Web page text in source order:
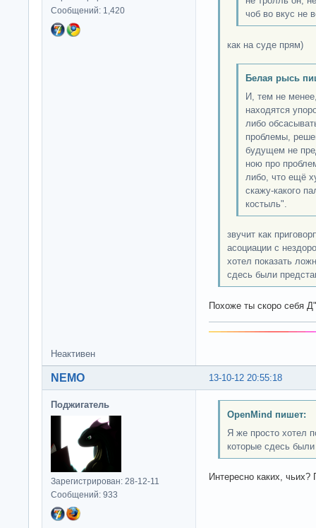
Сообщений: 1,420
чоб во вкус не
как на суде прям)
Белая рысь
И, тем не
находятся
либо
проблемы,
будущем не
ною про
либо, что ещё
скажу-какого
костыль".
звучит как
асоциации с
хотел показать
сдесь были
Похоже ты скоро себя
Неактивен
13-10-12 20:55:18
NEMO
Поджигатель
Зарегистрирован: 28-12-11
Сообщений: 933
OpenMind пишет:
Я же просто хотел
которые сдесь
Интересно каких, чьих?